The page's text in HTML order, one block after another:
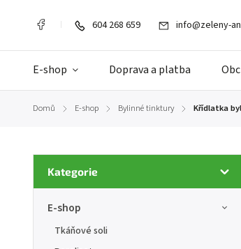
604 268 659 info@zeleny-
E-shop Doprava a platba
Domů / E-shop / Bylinné tinktury / Křídlatka
Kategorie
E-shop
Tkáňové soli